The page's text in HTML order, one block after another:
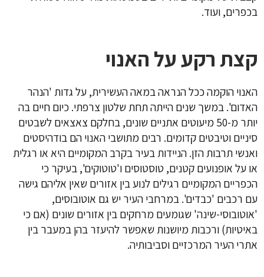
בכפרים, ועוד.
קצת רקע על האנוי
האנוי הוקמה ככל הנראה במאה העשירית, על גדות 'הנהר
האדום'. במשך שנים הייתה תחת שלטון צרפתי. כיום חיים בה
יותר מ-50 מיעוטים אתניים שונים, בחלקם צאצאים לשבטים
סיניים וטיבטים קדומים. רבים מתושבי האנוי הם בודהיסטים
ואנשי תרבות הזן. הניידות בעיר בקרב המקומיים היא או רגלית
או על אופנועים קטנים, טוסטוסים ו'טוטוקים', בעיקר כי
הכפריים המקומיים רגילים לנוע בין אזורים שאין אליהם גישה
עם רכבים 'כבדים'. במרחבי העיר יש גם אוטובוסים,
'אוטובוסי-שינה' שגומעים מרחקים בין אזורים שונים (אם כי
באיטיות) ורכבות מיושנות שאפשר להיעזר בהן במעבר בין
אתרי העיר המרכזיים וסביבותיה.